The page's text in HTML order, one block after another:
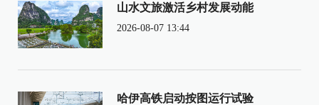
山水文旅激活乡村发展动能
2026-08-07 13:44
哈伊高铁启动按图运行试验